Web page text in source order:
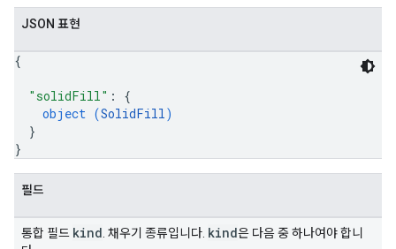
JSON 표현
{
"solidFill" : {
object (SolidFill)
}
}
필드
통합 필드 kind . 채우기 종류입니다. kind은 다음 중 하나여야 합니